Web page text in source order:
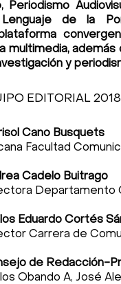
Periodismo
de la
y
EDITORIAL
Cano Busquets
Facultad
Cadelo Buitrago
Departamento
Eduardo Cortés
Carrera de
de Redacción-
Obando A, José